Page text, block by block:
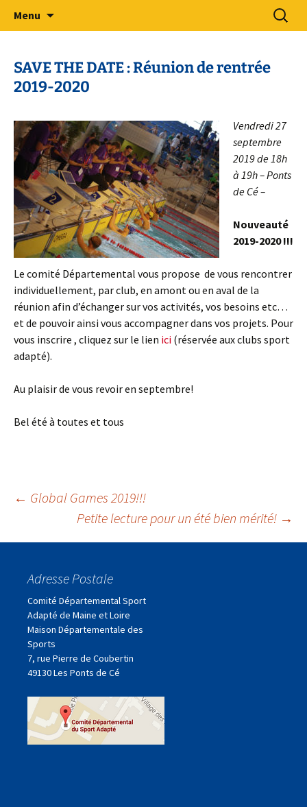
Comité Départemental Sport
Adapté 49
Sport Adapté 49
Menu
SAVE THE DATE : Réunion de rentrée
2019-2020
Vendredi 27
septembre
2019 de 18h
à 19h – Ponts
de Cé –
Nouveauté
2019-2020 !!!
Le comité Départemental vous propose de vous rencontrer
individuellement, par club, en amont ou en aval de la
réunion afin d’échanger sur vos activités, vos besoins etc…
et de pouvoir ainsi vous accompagner dans vos projets. Pour
vous inscrire , cliquez sur le lien ici (réservée aux clubs sport
adapté).
Au plaisir de vous revoir en septembre!
Bel été à toutes et tous
Navigation
des
articles
← Global Games 2019!!!
Petite lecture pour un été bien mérité! →
Adresse Postale
Comité Départemental Sport
Adapté de Maine et Loire
Maison Départementale des
Sports
7, rue Pierre de Coubertin
49130 Les Ponts de Cé